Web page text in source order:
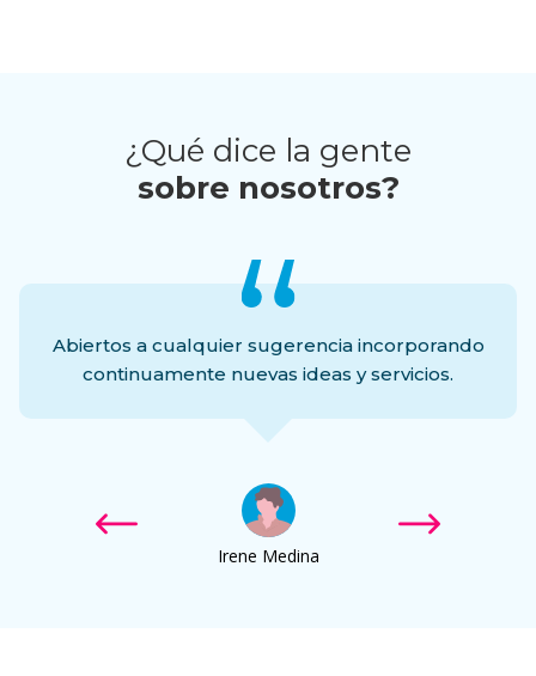
¿Qué dice la gente
sobre nosotros?
Abiertos a cualquier sugerencia incorporando
continuamente nuevas ideas y servicios.
Irene Medina